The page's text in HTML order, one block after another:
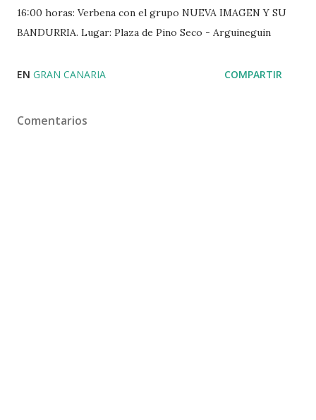
16:00 horas: Verbena con el grupo NUEVA IMAGEN Y SU
BANDURRIA. Lugar: Plaza de Pino Seco - Arguineguin
EN GRAN CANARIA COMPARTIR
Comentarios